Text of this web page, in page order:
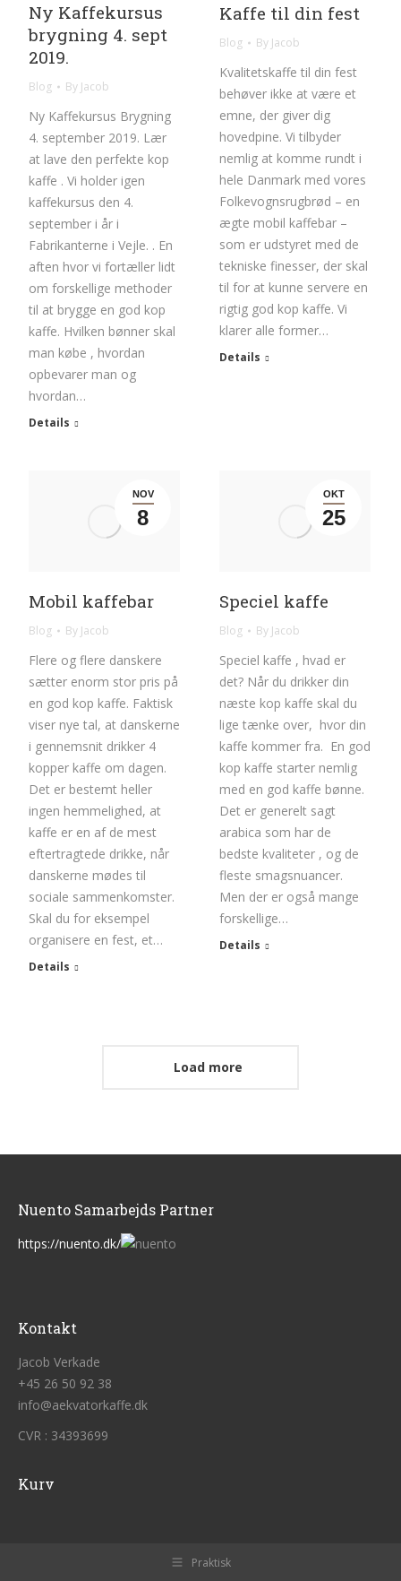
Ny Kaffekursus
brygning 4. sept
2019.
Blog By Jacob
Ny Kaffekursus Brygning
4. september 2019. Lær
at lave den perfekte kop
kaffe . Vi holder igen
kaffekursus den 4.
september i år i
Fabrikanterne i Vejle. . En
aften hvor vi fortæller lidt
om forskellige methoder
til at brygge en god kop
kaffe. Hvilken bønner skal
man købe , hvordan
opbevarer man og
hvordan…
Details
Kaffe til din fest
Blog By Jacob
Kvalitetskaffe til din fest
behøver ikke at være et
emne, der giver dig
hovedpine. Vi tilbyder
nemlig at komme rundt i
hele Danmark med vores
Folkevognsrugbrød – en
ægte mobil kaffebar –
som er udstyret med de
tekniske finesser, der skal
til for at kunne servere en
rigtig god kop kaffe. Vi
klarer alle former…
Details
NOV
8
Mobil kaffebar
Blog By Jacob
Flere og flere danskere
sætter enorm stor pris på
en god kop kaffe. Faktisk
viser nye tal, at danskerne
i gennemsnit drikker 4
kopper kaffe om dagen.
Det er bestemt heller
ingen hemmelighed, at
kaffe er en af de mest
eftertragtede drikke, når
danskerne mødes til
sociale sammenkomster.
Skal du for eksempel
organisere en fest, et…
Details
OKT
25
Speciel kaffe
Blog By Jacob
Speciel kaffe , hvad er
det? Når du drikker din
næste kop kaffe skal du
lige tænke over, hvor din
kaffe kommer fra. En god
kop kaffe starter nemlig
med en god kaffe bønne.
Det er generelt sagt
arabica som har de
bedste kvaliteter , og de
fleste smagsnuancer.
Men der er også mange
forskellige…
Details
Load more
Nuento Samarbejds Partner
https://nuento.dk/
Kontakt
Jacob Verkade
+45 26 50 92 38
info@aekvatorkaffe.dk
CVR : 34393699
Kurv
Praktisk